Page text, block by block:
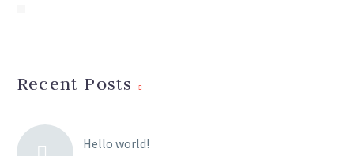
Recent Posts
Hello world!